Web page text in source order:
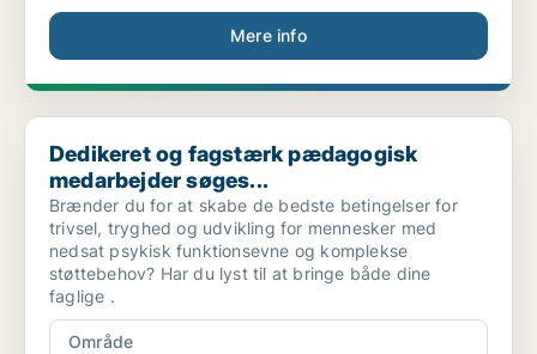
Mere info
Dedikeret og fagstærk pædagogisk medarbejder søges...
Dedikeret og fagstærk pædagogisk
medarbejder søges...
Brænder du for at skabe de bedste betingelser for
trivsel, tryghed og udvikling for mennesker med
nedsat psykisk funktionsevne og komplekse
støttebehov? Har du lyst til at bringe både dine
faglige .
Område